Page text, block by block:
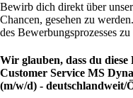
Bewirb dich direkt über
Chancen, gesehen zu
des Bewerbungsprozesses
Wir glauben, dass du
Customer Service MS
(m/w/d) - deutschlandweit/